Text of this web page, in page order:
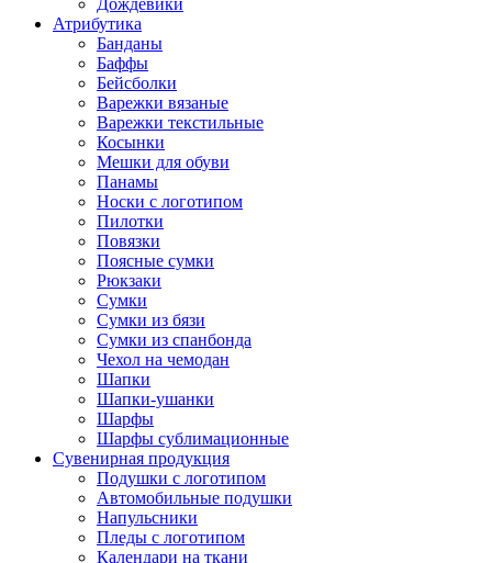
Атрибутика
Банданы
Баффы
Бейсболки
Варежки вязаные
Варежки текстильные
Косынки
Мешки для обуви
Панамы
Носки с логотипом
Пилотки
Повязки
Поясные сумки
Рюкзаки
Сумки
Сумки из бязи
Сумки из спанбонда
Чехол на чемодан
Шапки
Шапки-ушанки
Шарфы
Шарфы сублимационные
Сувенирная продукция
Подушки с логотипом
Автомобильные подушки
Напульсники
Пледы с логотипом
Календари на ткани